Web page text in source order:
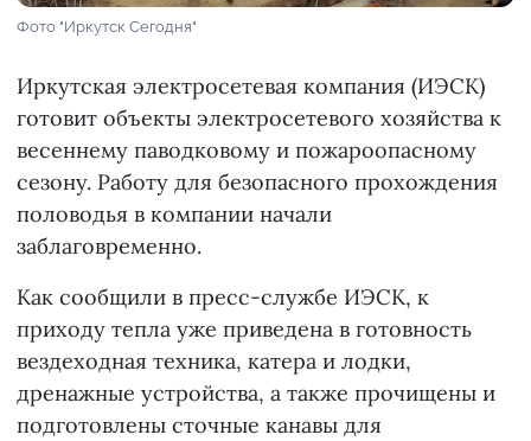
Фото "Иркутск Сегодня"
Иркутская электросетевая компания (ИЭСК)
готовит объекты электросетевого хозяйства к
весеннему паводковому и пожароопасному
сезону. Работу для безопасного прохождения
половодья в компании начали
заблаговременно.
Как сообщили в пресс-службе ИЭСК, к
приходу тепла уже приведена в готовность
вездеходная техника, катера и лодки,
дренажные устройства, а также прочищены и
подготовлены сточные канавы для